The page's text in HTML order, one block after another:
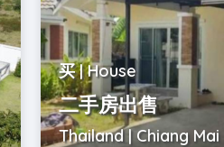
买 | House
二手房出售
Thailand | Chiang Mai